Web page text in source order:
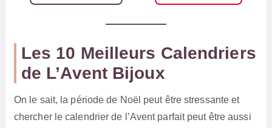
Les 10 Meilleurs Calendriers
de L’Avent Bijoux
On le sait, la période de Noël peut être stressante et
chercher le calendrier de l’Avent parfait peut être aussi